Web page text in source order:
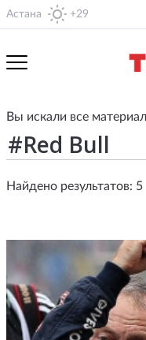
Астана +29
Вы искали все
Найдено результатов: 5